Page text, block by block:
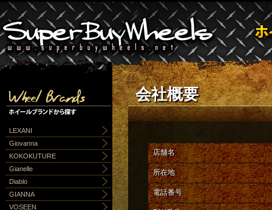
LEXANI
Giovanna
KOKOKUTURE
Gianelle
Diablo
GIANNA
VOSEEN
会社概要
店舗名
所在地
電話番号